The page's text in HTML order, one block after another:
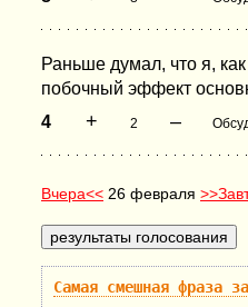
Раньше думал, что я,
побочный эффект
4
+ 2 –
Вчера<< 26 февраля
Самая смешная фраза